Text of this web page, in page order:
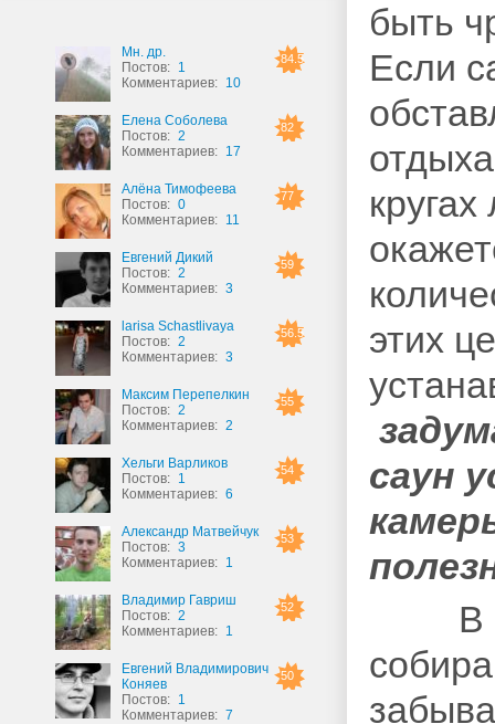
84.5
Мн. др.
Постов: 1
Комментариев: 10
82
Елена Соболева
Постов: 2
Комментариев: 17
77
Алёна Тимофеева
Постов: 0
Комментариев: 11
59
Евгений Дикий
Постов: 2
Комментариев: 3
56.5
larisa Schastlivaya
Постов: 2
Комментариев: 3
55
Максим Перепелкин
Постов: 2
Комментариев: 2
54
Хельги Варликов
Постов: 1
Комментариев: 6
53
Александр Матвейчук
Постов: 3
Комментариев: 1
52
Владимир Гавриш
Постов: 2
Комментариев: 1
50
Евгений Владимирович
Коняев
Постов: 1
Комментариев: 7
быть
Если
этих
саун
В